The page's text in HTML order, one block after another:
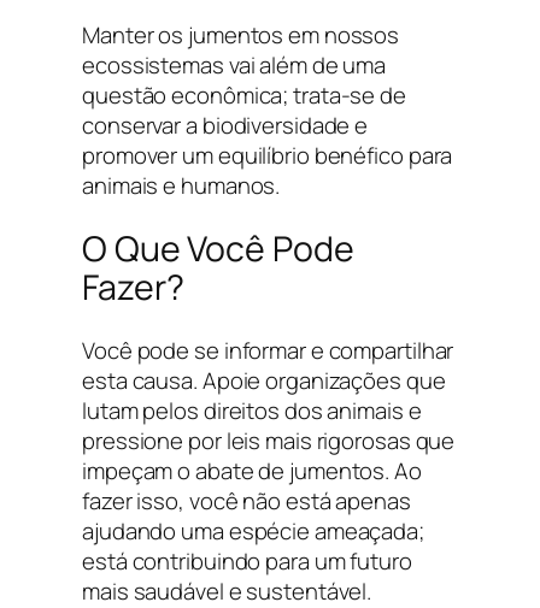
Manter os jumentos em nossos
ecossistemas vai além de uma
questão econômica; trata-se de
conservar a biodiversidade e
promover um equilíbrio benéfico para
animais e humanos.
O Que Você Pode
Fazer?
Você pode se informar e compartilhar
esta causa. Apoie organizações que
lutam pelos direitos dos animais e
pressione por leis mais rigorosas que
impeçam o abate de jumentos. Ao
fazer isso, você não está apenas
ajudando uma espécie ameaçada;
está contribuindo para um futuro
mais saudável e sustentável.